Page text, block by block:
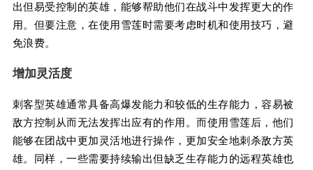
出但易受控制的英雄，能够帮助他们在战斗中发挥更大的作
用。但要注意，在使用雪莲时需要考虑时机和使用技巧，避
免浪费。
增加灵活度
刺客型英雄通常具备高爆发能力和较低的生存能力，容易被
敌方控制从而无法发挥出应有的作用。而使用雪莲后，他们
能够在团战中更加灵活地进行操作，更加安全地刺杀敌方英
雄。同样，一些需要持续输出但缺乏生存能力的远程英雄也